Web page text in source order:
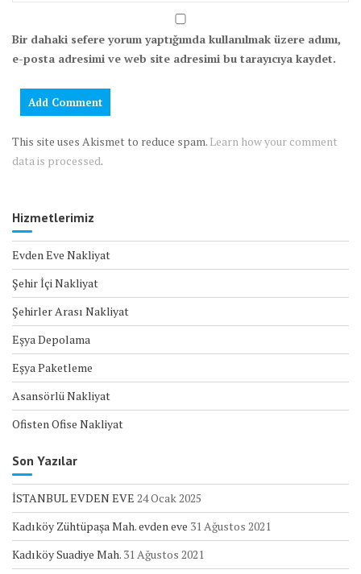
Bir dahaki sefere yorum yaptığımda kullanılmak üzere adımı,
e-posta adresimi ve web site adresimi bu tarayıcıya kaydet.
This site uses Akismet to reduce spam. Learn how your comment
data is processed.
Hizmetlerimiz
Evden Eve Nakliyat
Şehir İçi Nakliyat
Şehirler Arası Nakliyat
Eşya Depolama
Eşya Paketleme
Asansörlü Nakliyat
Ofisten Ofise Nakliyat
Son Yazılar
İSTANBUL EVDEN EVE 24 Ocak 2025
Kadıköy Zühtüpaşa Mah. evden eve 31 Ağustos 2021
Kadıköy Suadiye Mah. 31 Ağustos 2021